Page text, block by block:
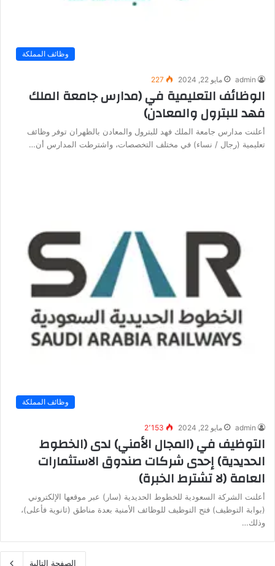
وظائف المملكة
admin مايو 22, 2024 227
الوظائف التعليمية في (مدارس جامعة الملك
فهد للبترول والمعادن)
أعلنت مدارس جامعة الملك فهد للبترول والمعادن بالظهران توفر وظائف
تعليمية (رجال / نساء) في مختلف التخصصات، واشترطت المدارس أن…
وظائف المملكة
admin مايو 22, 2024 2٬153
التوظيف في (المجال الأمني) لدى (الخطوط
الحديدية) إحدى شركات صندوق الاستثمارات
العامة (لا تشترط الخبرة)
أعلنت الشركة السعودية للخطوط الحديدية (سار) عبر موقعها الإلكتروني
(بوابة التوظيف) فتح التوظيف للوظائف الأمنية بعدة مناطق (ثانوية فأعلى)،
وذلك…
الصفحة التالية